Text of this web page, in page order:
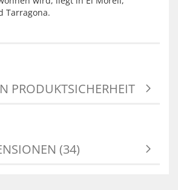
Tarragona.
PRODUKTSICHERHEIT
(34)